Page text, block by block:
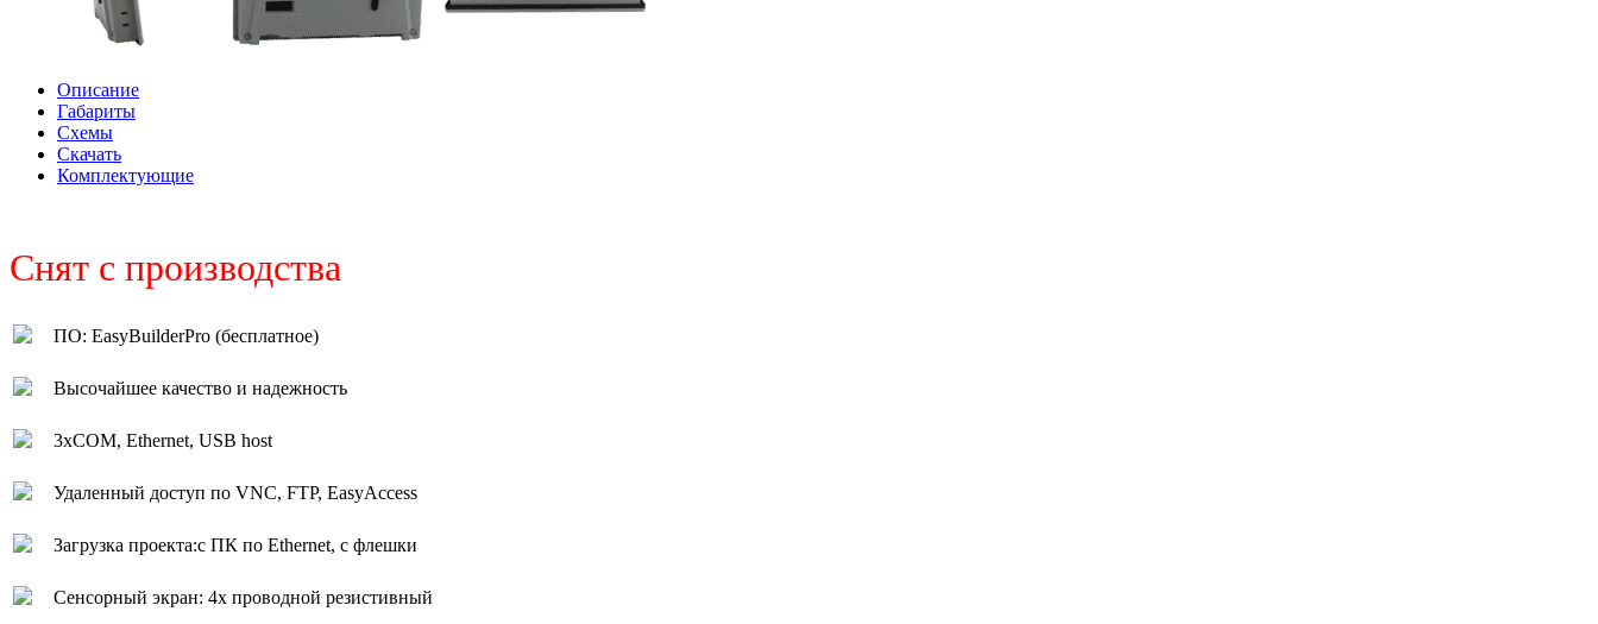
Описание
Габариты
Схемы
Скачать
Комплектующие
Снят с производства
ПО: EasyBuilderPro (бесплатное)
Высочайшее качество и надежность
3xCOM, Ethernet, USB host
Удаленный доступ по VNC, FTP, EasyAccess
Загрузка проекта:с ПК по Ethernet, с флешки
Сенсорный экран: 4х проводной резистивный